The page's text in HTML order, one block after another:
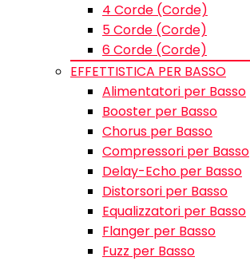
4 Corde (Corde)
5 Corde (Corde)
6 Corde (Corde)
EFFETTISTICA PER BASSO
Alimentatori per Basso
Booster per Basso
Chorus per Basso
Compressori per Basso
Delay-Echo per Basso
Distorsori per Basso
Equalizzatori per Basso
Flanger per Basso
Fuzz per Basso